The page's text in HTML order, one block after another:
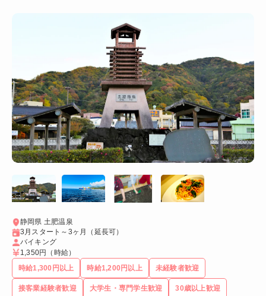
静岡県 土肥温泉
3月スタート～3ヶ月（延長可）
バイキング
1,350円 （時給）
時給1,300円以上
時給1,200円以上 未経験者歓迎
接客業経験者歓迎 大学生・専門学生歓迎 30歳以上歓迎